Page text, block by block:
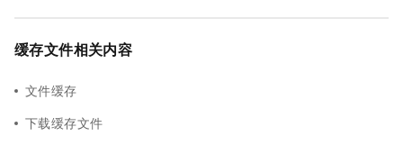
缓存文件相关内容
文件缓存
下载缓存文件